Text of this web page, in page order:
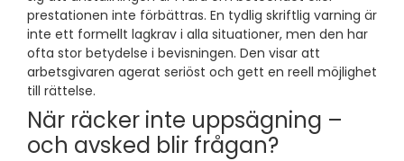
prestationen inte förbättras. En tydlig skriftlig varning är
inte ett formellt lagkrav i alla situationer, men den har
ofta stor betydelse i bevisningen. Den visar att
arbetsgivaren agerat seriöst och gett en reell möjlighet
till rättelse.
När räcker inte uppsägning –
och avsked blir frågan?